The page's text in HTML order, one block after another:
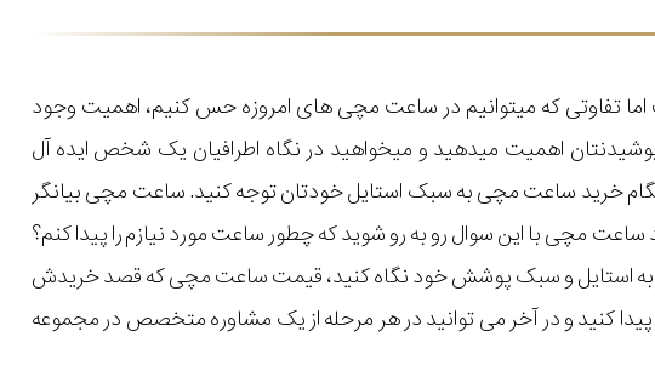
تفاوتی که میتوانیم در ساعت مچی های امروزه حس کنیم، اهمیت وجود
اهمیت میدهید و میخواهید در نگاه اطرافیان یک شخص ایده آل
خرید ساعت مچی به سبک استایل خودتان توجه کنید. ساعت مچی بیانگر
مچی با این سوال رو به رو شوید که چطور ساعت مورد نیازم را پیدا کنم؟
به استایل و سبک پوشش خود نگاه کنید، قیمت ساعت مچی که قصد خریدش
کنید و در آخر می توانید در هر مرحله از یک مشاوره متخصص در مجموعه